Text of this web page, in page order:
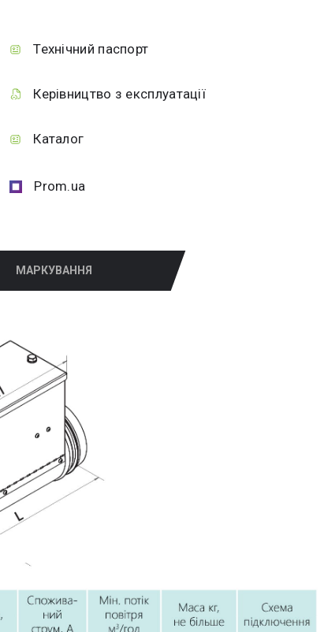
Технічний паспорт
Керівництво з експлуатації
Каталог
Prom.ua
МАРКУВАННЯ